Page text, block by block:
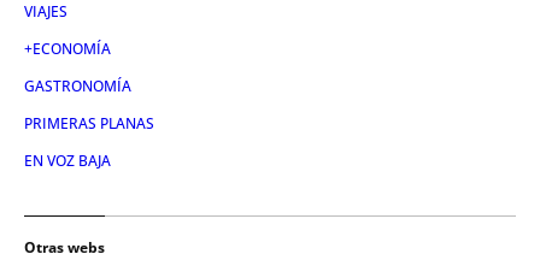
VIAJES
+ECONOMÍA
GASTRONOMÍA
PRIMERAS PLANAS
EN VOZ BAJA
Otras webs